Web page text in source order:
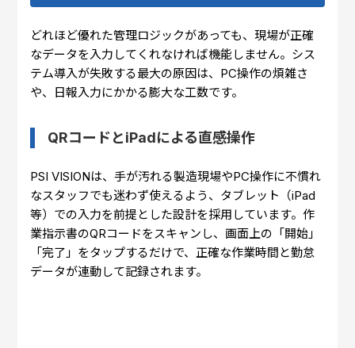
どれほど優れた管理ロジックがあっても、現場が正確
なデータを入力してくれなければ機能しません。シス
テム導入が失敗する最大の原因は、PC操作の煩雑さ
や、日報入力にかかる膨大な工数です。
QRコードとiPadによる直感操作
PSI VISIONは、手が汚れる製造現場やPC操作に不慣れ
なスタッフでも迷わず使えるよう、タブレット（iPad
等）での入力を前提とした設計を採用しています。作
業指示書のQRコードをスキャンし、画面上の「開始」
「完了」をタップするだけで、正確な作業時間と勤怠
データが連動して記録されます。